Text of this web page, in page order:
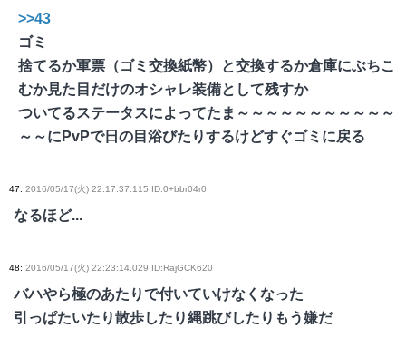
>>43
ゴミ
捨てるか軍票（ゴミ交換紙幣）と交換するか倉庫にぶちこ
むか見た目だけのオシャレ装備として残すか
ついてるステータスによってたま～～～～～～～～～～～
～～にPvPで日の目浴びたりするけどすぐゴミに戻る
47: 2016/05/17(火) 22:17:37.115 ID:0+bbr04r0
なるほど...
48: 2016/05/17(火) 22:23:14.029 ID:RajGCK620
バハやら極のあたりで付いていけなくなった
引っぱたいたり散歩したり縄跳びしたりもう嫌だ